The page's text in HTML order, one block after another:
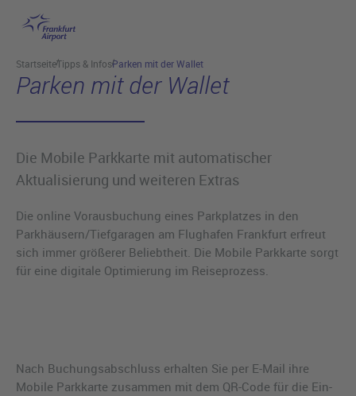
Hauptinhalt anspringen
StartseiteTipps & InfosParken mit der Wallet
Parken mit der Wallet
Die Mobile Parkkarte mit automatischer
Aktualisierung und weiteren Extras
Die online Vorausbuchung eines Parkplatzes in den
Parkhäusern/Tiefgaragen am Flughafen Frankfurt erfreut
sich immer größerer Beliebtheit. Die Mobile Parkkarte sorgt
für eine digitale Optimierung im Reiseprozess.
Nach Buchungsabschluss erhalten Sie per E-Mail ihre
Mobile Parkkarte zusammen mit dem QR-Code für die Ein-